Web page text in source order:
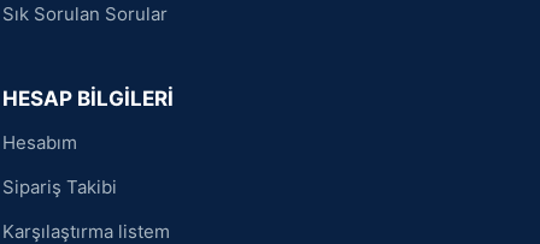
Sık Sorulan Sorular
HESAP BİLGİLERİ
Hesabım
Sipariş Takibi
Karşılaştırma listem